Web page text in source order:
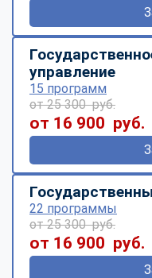
управление
15 программ
от 25 300 руб.
от 16 900 руб.
22 программы
от 25 300 руб.
от 16 900 руб.